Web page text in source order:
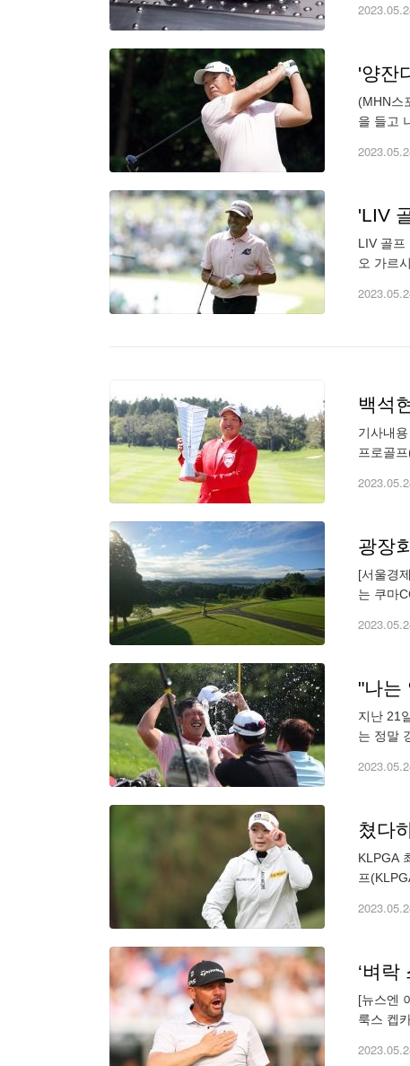
'양잔
(MHN스
을 들고
'LIV
LIV 골프
오 가르
백석
기사내
프로골
광장
[서울경
는 쿠마
"나는
지난 21일
는 정말
쳤다
KLPGA 최고
프
‘벼
[뉴스엔
룩스 켑